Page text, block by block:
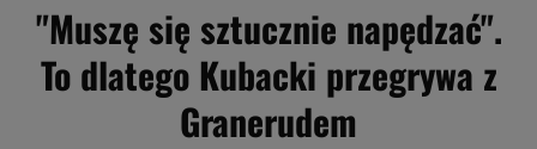
"Muszę się sztucznie napędzać".
To dlatego Kubacki przegrywa z
Granerudem